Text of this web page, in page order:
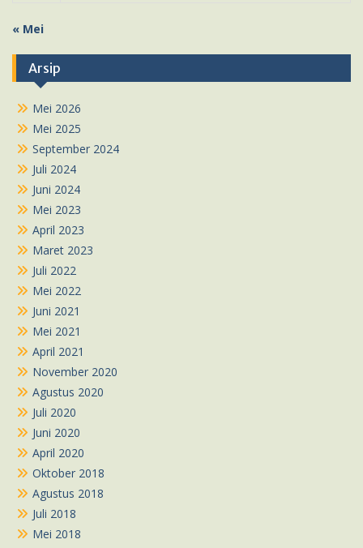
« Mei
Arsip
Mei 2026
Mei 2025
September 2024
Juli 2024
Juni 2024
Mei 2023
April 2023
Maret 2023
Juli 2022
Mei 2022
Juni 2021
Mei 2021
April 2021
November 2020
Agustus 2020
Juli 2020
Juni 2020
April 2020
Oktober 2018
Agustus 2018
Juli 2018
Mei 2018